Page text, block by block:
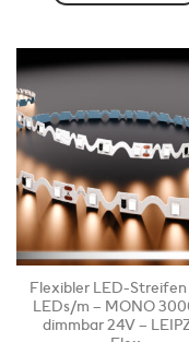
weist
Varianten
auf.
Die
Optionen
können
auf
der
gewählt
werden
Flexibler LED-Streifen
LEDs/m – MONO
dimmbar 24V –